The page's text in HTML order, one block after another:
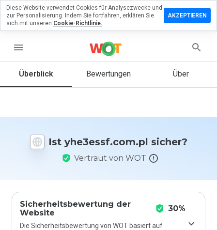
menu
Überblick Bewertungen Über
Ist yhe3essf.com.pl sicher?
Vertraut von WOT
Sicherheitsbewertung der
Website
30%
Die Sicherheitsbewertung von WOT basiert auf
Sie
Sie diese
auf einer
Skala von
1 bis 5
Diese Website verwendet Cookies für Analysezwecke und
zur Personalisierung. Indem Sie fortfahren, erklären Sie
sich mit unseren Cookie-Richtlinie.
AKZEPTIEREN